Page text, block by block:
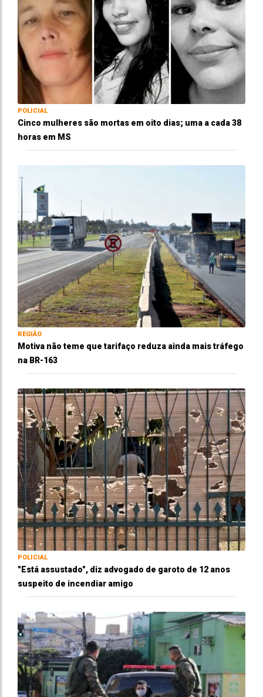
POLICIAL
Cinco mulheres são mortas em oito dias; uma a cada 38
horas em MS
REGIÃO
Motiva não teme que tarifaço reduza ainda mais tráfego
na BR-163
POLICIAL
"Está assustado", diz advogado de garoto de 12 anos
suspeito de incendiar amigo